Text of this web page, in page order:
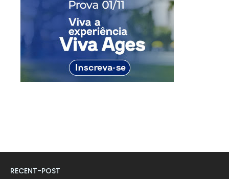
RECENT-POST